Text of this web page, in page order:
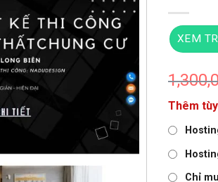
XEM
Thêm
Chỉ